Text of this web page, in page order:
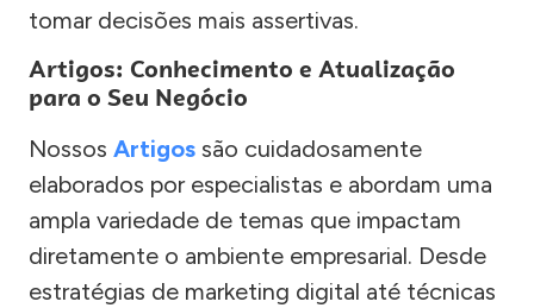
tomar decisões mais assertivas.
Artigos: Conhecimento e Atualização
para o Seu Negócio
Nossos Artigos são cuidadosamente
elaborados por especialistas e abordam uma
ampla variedade de temas que impactam
diretamente o ambiente empresarial. Desde
estratégias de marketing digital até técnicas